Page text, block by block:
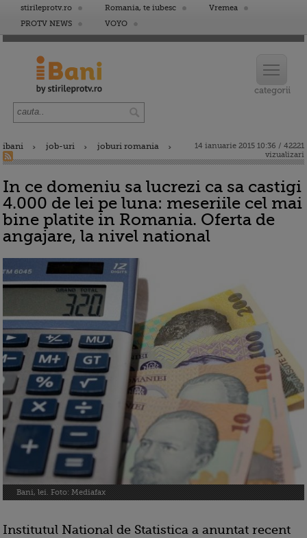
stirileprotv.ro Romania, te iubesc
Vremea
PROTV NEWS
VOYO
ibani job-uri joburi romania
14 ianuarie 2015 10:36 / 42221
vizualizari
In ce domeniu sa lucrezi ca sa castigi
4.000 de lei pe luna: meseriile cel mai
bine platite in Romania. Oferta de
angajare, la nivel national
Bani, lei. Foto: Mediafax
Institutul National de Statistica a anuntat recent